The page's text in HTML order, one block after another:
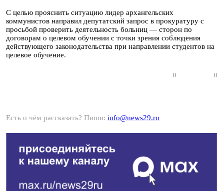
С целью прояснить ситуацию лидер архангельских
коммунистов направил депутатский запрос в прокуратуру с
просьбой проверить деятельность больниц — сторон по
договорам о целевом обучении с точки зрения соблюдения
действующего законодательства при направлении студентов на
целевое обучение.
0 0
Есть о чём рассказать? Пиши: info@news29.ru